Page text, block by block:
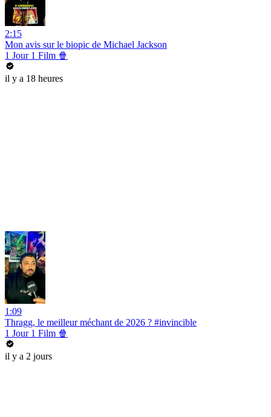
2:15
Mon avis sur le biopic de Michael Jackson
1 Jour 1 Film 🍿
il y a 18 heures
1:09
Thragg, le meilleur méchant de 2026 ? #invincible
1 Jour 1 Film 🍿
il y a 2 jours